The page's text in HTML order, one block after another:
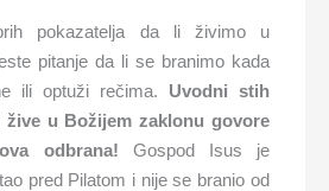
pokazatelja da li živimo u
pitanje da li se branimo kada
ili optuži rečima. Uvodni stih
u Božijem zaklonu govore
odbrana! Gospod Isus je
pred Pilatom i nije se branio od